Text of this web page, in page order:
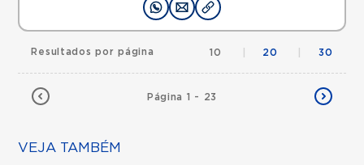
Página 1 - 23
Resultados por página 10 20 30
VEJA TAMBÉM